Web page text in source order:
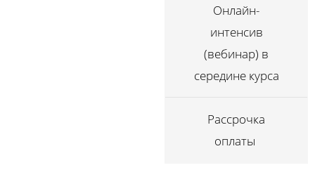
Онлайн-
интенсив
(вебинар) в
середине курса
Рассрочка
оплаты